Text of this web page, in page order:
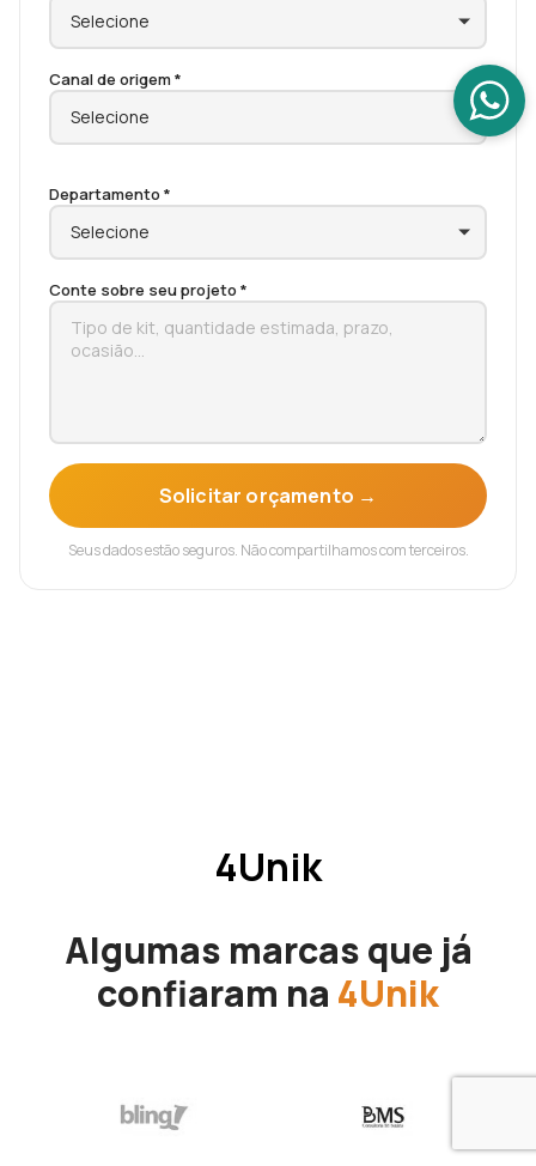
Canal de origem *
Departamento *
Conte sobre seu projeto *
Solicitar orçamento →
Seus dados estão seguros. Não compartilhamos com terceiros.
4Unik
Algumas marcas que já
confiaram na 4Unik